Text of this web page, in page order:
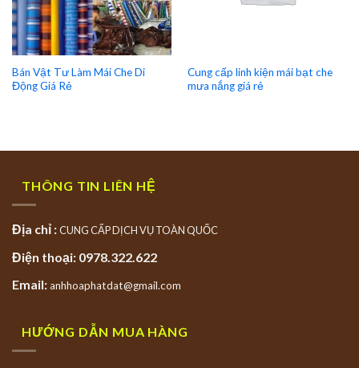
Bán Vật Tư Làm Mái Che Di
Động Giá Rẻ
Cung cấp linh kiện mái bạt che
mưa nắng giá rẻ
THÔNG TIN LIÊN HỆ
Địa chỉ :CUNG CẤP DỊCH VỤ TOÀN QUỐC
Điện thoại: 0978.322.622
Email:anhhoaphatdat@gmail.com
HƯỚNG DẪN MUA HÀNG